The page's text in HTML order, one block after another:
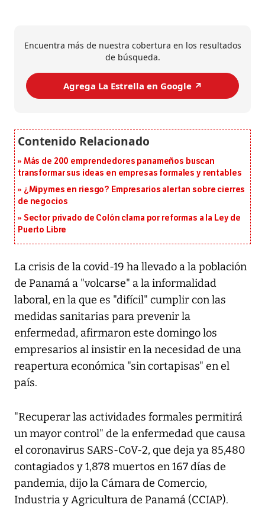
Encuentra más de nuestra cobertura en los resultados
de búsqueda.
Agrega La Estrella en Google ↗️
Más de 200 emprendedores panameños buscan
transformar sus ideas en empresas formales y rentables
¿Mipymes en riesgo? Empresarios alertan sobre cierres
de negocios
Sector privado de Colón clama por reformas a la Ley de
Puerto Libre
La crisis de la covid-19 ha llevado a la población
de Panamá a "volcarse" a la informalidad
laboral, en la que es "difícil" cumplir con las
medidas sanitarias para prevenir la
enfermedad, afirmaron este domingo los
empresarios al insistir en la necesidad de una
reapertura económica "sin cortapisas" en el
país.
"Recuperar las actividades formales permitirá
un mayor control" de la enfermedad que causa
el coronavirus SARS-CoV-2, que deja ya 85,480
contagiados y 1,878 muertos en 167 días de
pandemia, dijo la Cámara de Comercio,
Industria y Agricultura de Panamá (CCIAP).